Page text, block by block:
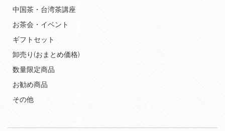
中国茶・台湾茶講座
お茶会・イベント
ギフトセット
卸売り(おまとめ価格)
数量限定商品
お勧め商品
その他